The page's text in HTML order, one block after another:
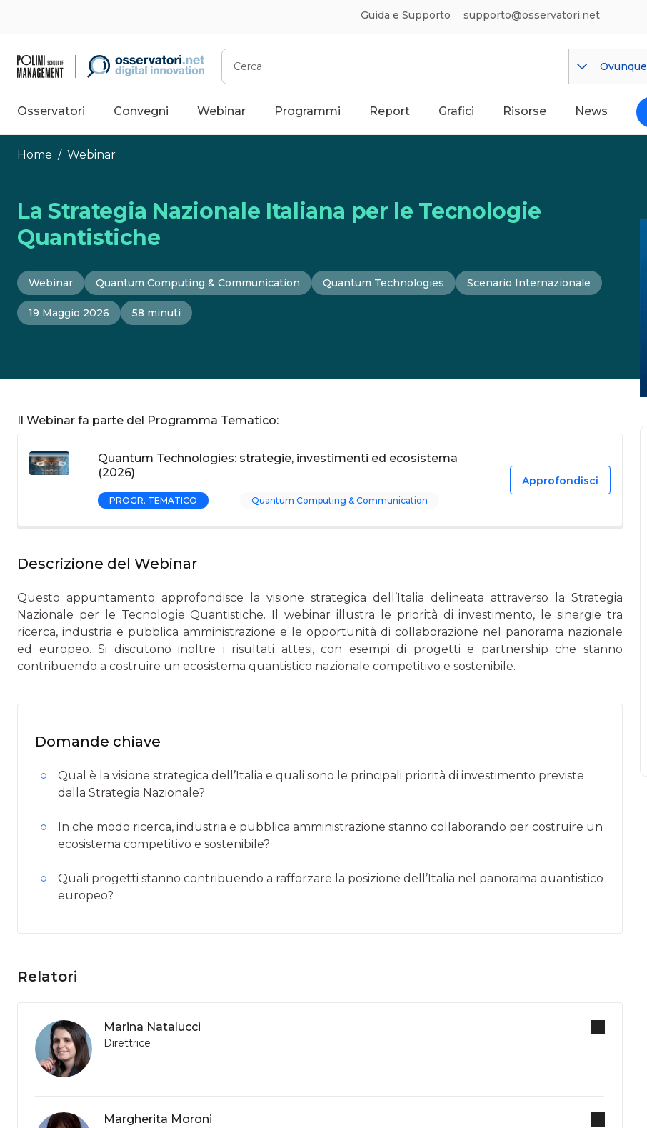
Guida e Supporto supporto@osservatori.net
Cerca
Ovunque
Osservatori Convegni Webinar Programmi Report Grafici Risorse News
Home / Webinar
La Strategia Nazionale Italiana per le Tecnologie
Quantistiche
Webinar Quantum Computing & Communication Quantum Technologies Scenario Internazionale
19 Maggio 2026 58 minuti
Il Webinar fa parte del Programma Tematico:
Quantum Technologies: strategie, investimenti ed ecosistema
(2026)
PROGR. TEMATICO Quantum Computing & Communication
Approfondisci
Descrizione del Webinar
Questo appuntamento approfondisce la visione strategica dell’Italia delineata attraverso la Strategia
Nazionale per le Tecnologie Quantistiche. Il webinar illustra le priorità di investimento, le sinergie tra
ricerca, industria e pubblica amministrazione e le opportunità di collaborazione nel panorama nazionale
ed europeo. Si discutono inoltre i risultati attesi, con esempi di progetti e partnership che stanno
contribuendo a costruire un ecosistema quantistico nazionale competitivo e sostenibile.
Domande chiave
Qual è la visione strategica dell’Italia e quali sono le principali priorità di investimento previste
dalla Strategia Nazionale?
In che modo ricerca, industria e pubblica amministrazione stanno collaborando per costruire un
ecosistema competitivo e sostenibile?
Quali progetti stanno contribuendo a rafforzare la posizione dell’Italia nel panorama quantistico
europeo?
Relatori
Marina Natalucci
Direttrice
Margherita Moroni